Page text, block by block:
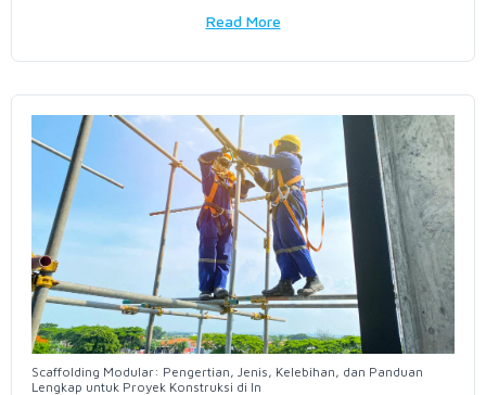
Read More
Scaffolding Modular: Pengertian, Jenis, Kelebihan, dan Panduan
Lengkap untuk Proyek Konstruksi di In